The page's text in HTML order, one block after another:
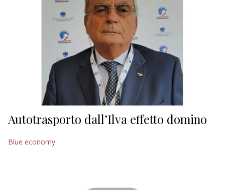
Autotrasporto dall’Ilva effetto domino
Blue economy